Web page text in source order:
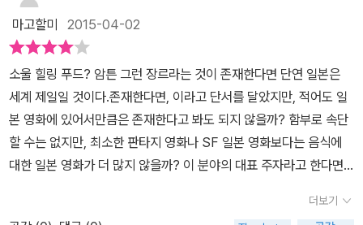
각이 들기도 했다. 물론 잘 차려진 음식을 보면서 침을 질질 흘리는 사
람들이라면 굉장히 남는거 많은 영화라고 하겠지만서도. 맛있어 보이
긴 했지만서도, 글쎄...오히려 남극에서 먹는 음식이 맛있으면 얼마나
맛있겠어.라는 생각이 들었다. 실제로 산해진미들이 동원되기는 하는
데, 장소가 장소다 보니 그닥 땡기지는 않더군. 역시나 먹는 장소도 중
요한 것인가 보다. 심각하게 눈살을 찌프릴 만한 이야기가 없다는 것
은 다행이긴 했으나 역시나 남는게 없다는 것이 단점. 하긴 남극에서
무슨 극적인 이야기가 나오겠는가 만은 말이다. 지나치게 잔잔하고
평이하며 온순하게 흘러가는 남극에서의 일상이 조금은 단조롭게 느
마고할미 2015-04-02
소울 힐링 푸드? 암튼 그런 장르라는 것이 존재한다면 단연 일본은
세계 제일일 것이다.존재한다면, 이라고 단서를 달았지만, 적어도 일
본 영화에 있어서만큼은 존재한다고 봐도 되지 않을까? 함부로 속단
할 수는 없지만, 최소한 판타지 영화나 SF 일본 영화보다는 음식에
대한 일본 영화가 더 많지 않을까? 이 분야의 대표 주자라고 한다면
았다. 일본 열도가 아닌 다른 곳이 배경이며, 장소가 어디든지 등장하
더보기